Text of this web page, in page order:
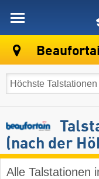
(nach der
Alle Talstationen